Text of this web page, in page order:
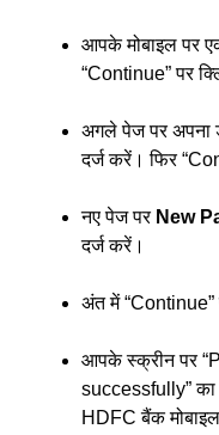
आपके मोबाइल पर
“Continue” पर
अगले पेज पर अपना
दर्ज करें। फिर
नए पेज पर New
दर्ज करें।
अंत में
आपके स्क्रीन पर
successfully”
HDFC बैंक